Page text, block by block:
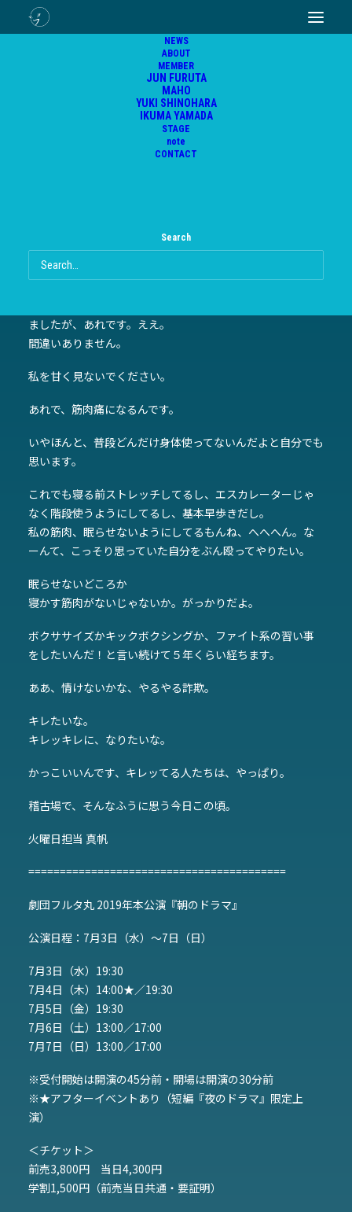
NEWS
ABOUT
MEMBER
JUN FURUTA
MAHO
YUKI SHINOHARA
IKUMA YAMADA
STAGE
note
CONTACT
Search
リレーブログ「朝のドラマ」筋肉痛（真帆）
2019年6月18日 | In本公演,
ワタクシゴトですが、変な所が筋肉痛になりました。
まさかと思ったんですが、たぶん、あのシーンの稽古のせい
です。
ましたが、あれです。ええ。
間違いありません。
私を甘く見ないでください。
あれで、筋肉痛になるんです。
いやほんと、普段どんだけ身体使ってないんだよと自分でも
思います。
これでも寝る前ストレッチしてるし、エスカレーターじゃ
なく階段使うようにしてるし、基本早歩きだし。
私の筋肉、眠らせないようにしてるもんね、へへへん。な
ーんて、こっそり思っていた自分をぶん殴ってやりたい。
眠らせないどころか
寝かす筋肉がないじゃないか。がっかりだよ。
ボクササイズかキックボクシングか、ファイト系の習い事
をしたいんだ！と言い続けて５年くらい経ちます。
ああ、情けないかな、やるやる詐欺。
キレたいな。
キレッキレに、なりたいな。
かっこいいんです、キレッてる人たちは、やっぱり。
稽古場で、そんなふうに思う今日この頃。
火曜日担当 真帆
=========================================
劇団フルタ丸 2019年本公演『朝のドラマ』
公演日程：7月3日（水）～7日（日）
7月3日（水）19:30
7月4日（木）14:00★／19:30
7月5日（金）19:30
7月6日（土）13:00／17:00
7月7日（日）13:00／17:00
※受付開始は開演の45分前・開場は開演の30分前
※★アフターイベントあり（短編『夜のドラマ』限定上
演）
＜チケット＞
前売3,800円 当日4,300円
学割1,500円（前売当日共通・要証明）